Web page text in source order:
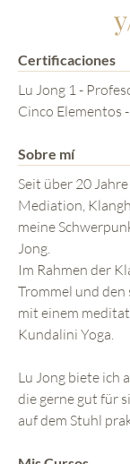
Certificaciones
Lu Jong 1 -
Cinco Elementos
Sobre mí
Seit über 20
Mediation,
meine
Jong.
Im Rahmen der
Trommel und den
mit einem
Kundalini Yoga.
Lu Jong biete ich
die gerne gut für
auf dem Stuhl